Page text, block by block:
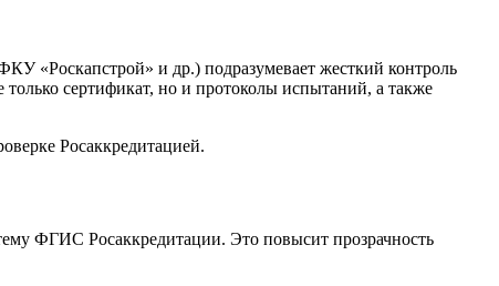
«Роскапстрой» и др.) подразумевает жесткий контроль
только сертификат, но и протоколы испытаний, а также
Росаккредитацией.
ФГИС Росаккредитации. Это повысит прозрачность